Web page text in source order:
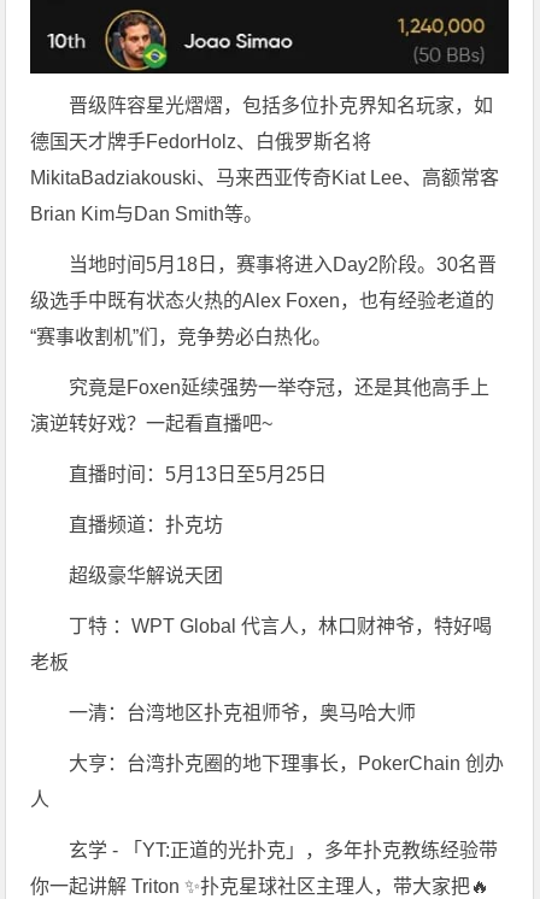
晋级阵容星光熠熠，包括多位扑克界知名玩家，如
德国天才牌手FedorHolz、白俄罗斯名将
MikitaBadziakouski、马来西亚传奇Kiat Lee、高额常客
Brian Kim与Dan Smith等。
当地时间5月18日，赛事将进入Day2阶段。30名晋
级选手中既有状态火热的Alex Foxen，也有经验老道的
“赛事收割机”们，竞争势必白热化。
究竟是Foxen延续强势一举夺冠，还是其他高手上
演逆转好戏？一起看直播吧~
直播时间：5月13日至5月25日
直播频道：扑克坊
超级豪华解说天团
丁特 ：WPT Global 代言人，林口财神爷，特好喝
老板
一清：台湾地区扑克祖师爷，奥马哈大师
大亨：台湾扑克圈的地下理事长，PokerChain 创办
人
玄学 - 「YT:正道的光扑克」，多年扑克教练经验带
你一起讲解 Triton ✨扑克星球社区主理人，带大家把🔥